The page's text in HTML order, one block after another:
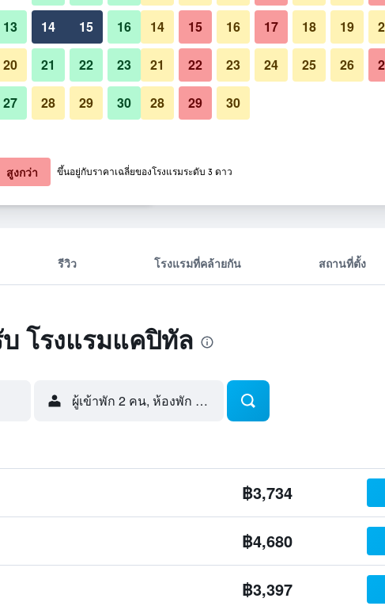
)
เช็คดีล
เช็คดีล
ห้องนอน
รูปภาพของ โรงแรมแคปิทัล
รีวิว โรงแรมที่คล้ายกัน สถานที่ตั้ง
โรงแรมแคปิทัล
ผู้เข้าพัก 2 คน, ห้องพัก 1 ห้อง
฿3,734
฿4,680
฿3,397
13 14 15 16
20 21 22 23
27 28 29 30
14 15 16 17 18 19
21 22 23 24 25 26
28 29 30
สูงกว่า ขึ้นอยู่กับราคาเฉลี่ยของโรงแรมระดับ 3 ดาว